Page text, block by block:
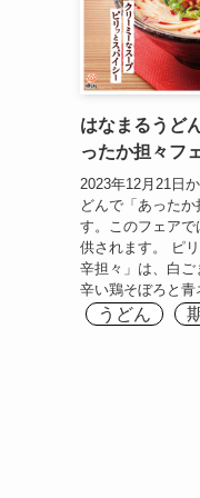
はなまるうど
ったか担々フ
2023年12月21日
どんで「あった
す。このフェア
供されます。 ピ
辛担々」は、白
辛い鶏そぼろと青
うどん